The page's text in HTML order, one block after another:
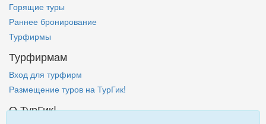
Горящие туры
Раннее бронирование
Турфирмы
Турфирмам
Вход для турфирм
Размещение туров на ТурГик!
О ТурГик!